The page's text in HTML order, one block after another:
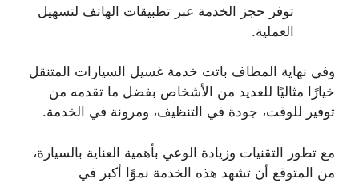
توفر حجز الخدمة عبر تطبيقات الهاتف لتسهيل
العملية.
وفي نهاية المطاف باتت خدمة غسيل السيارات المتنقل
خيارًا مثاليًا للعديد من الأشخاص بفضل ما تقدمه من
توفير للوقت، جودة في التنظيف، ومرونة في الخدمة.
مع تطور التقنيات وزيادة الوعي بأهمية العناية بالسيارة،
من المتوقع أن تشهد هذه الخدمة نموًا أكبر في